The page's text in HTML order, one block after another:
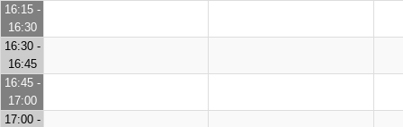
16:15 -
16:30
16:30 -
16:45
16:45 -
17:00
17:00 -